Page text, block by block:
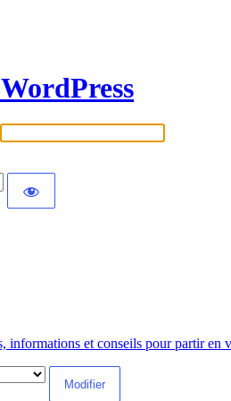
informations et conseils pour partir en